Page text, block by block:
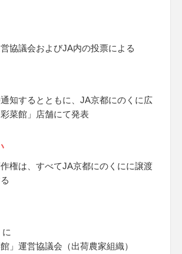
営協議会およびJA内の投票による
知するとともに、JA京都にのくに広
菜館」店舗にて発表
権は、すべてJA京都にのくにに譲渡
」運営協議会（出荷農家組織）